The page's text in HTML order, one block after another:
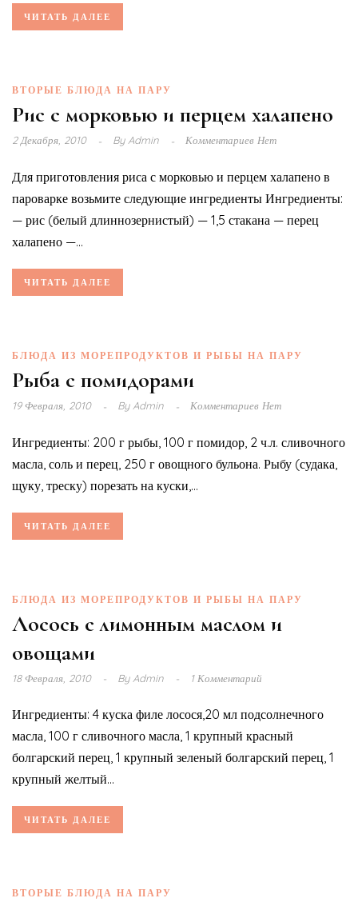
ЧИТАТЬ ДАЛЕЕ
ВТОРЫЕ БЛЮДА НА ПАРУ
Рис с морковью и перцем халапено
2 Декабря, 2010 ByAdmin Комментариев Нет
Для приготовления риса с морковью и перцем халапено в
пароварке возьмите следующие ингредиенты Ингредиенты:
— рис (белый длиннозернистый) — 1,5 стакана — перец
халапено —...
ЧИТАТЬ ДАЛЕЕ
БЛЮДА ИЗ МОРЕПРОДУКТОВ И РЫБЫ НА ПАРУ
Рыба с помидорами
19 Февраля, 2010 ByAdmin Комментариев Нет
Ингредиенты: 200 г рыбы, 100 г помидор, 2 ч.л. сливочного
масла, соль и перец, 250 г овощного бульона. Рыбу (судака,
щуку, треску) порезать на куски,...
ЧИТАТЬ ДАЛЕЕ
БЛЮДА ИЗ МОРЕПРОДУКТОВ И РЫБЫ НА ПАРУ
Лосось с лимонным маслом и
овощами
18 Февраля, 2010 ByAdmin 1 Комментарий
Ингредиенты: 4 куска филе лосося,20 мл подсолнечного
масла, 100 г сливочного масла, 1 крупный красный
болгарский перец, 1 крупный зеленый болгарский перец, 1
крупный желтый...
ЧИТАТЬ ДАЛЕЕ
ВТОРЫЕ БЛЮДА НА ПАРУ